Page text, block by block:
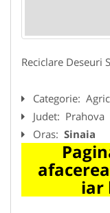
Reciclare Deseuri
Categorie:
Judet: Prahova
Oras: Sinaia
iar